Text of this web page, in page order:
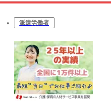
派遣労働者